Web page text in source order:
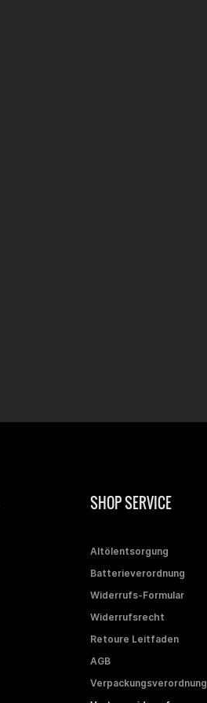
SHOP SERVICE
Altölentsorgung
Batterieverordnung
Widerrufs-Formular
Widerrufsrecht
Retoure Leitfaden
AGB
Verpackungsverordnung